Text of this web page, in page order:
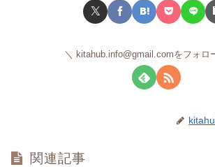
kitahub.info@gmail.comをフォロ
関連記事